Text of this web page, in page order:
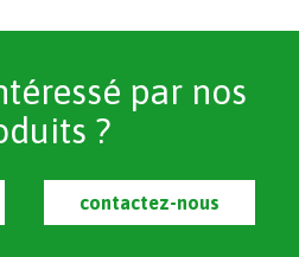
par nos
?
contactez-nous